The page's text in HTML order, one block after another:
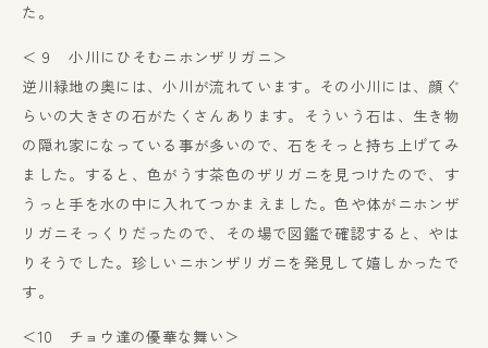
た。
＜９ 小川にひそむニホンザリガニ＞
逆川緑地の奥には、小川が流れています。その小川には、顔ぐ
らいの大きさの石がたくさんあります。そういう石は、生き物
の隠れ家になっている事が多いので、石をそっと持ち上げてみ
ました。すると、色がうす茶色のザリガニを見つけたので、す
うっと手を水の中に入れてつかまえました。色や体がニホンザ
リガニそっくりだったので、その場で図鑑で確認すると、やは
りそうでした。珍しいニホンザリガニを発見して嬉しかったで
す。
＜10 チョウ達の優華な舞い＞